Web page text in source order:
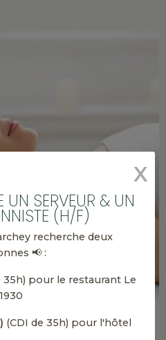
X
UN SERVEUR & UN
(H/F)
recherche deux
📢 :
35h) pour le restaurant Le
1930
(CDI de 35h) pour l'hôtel